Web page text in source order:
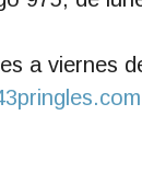
a viernes